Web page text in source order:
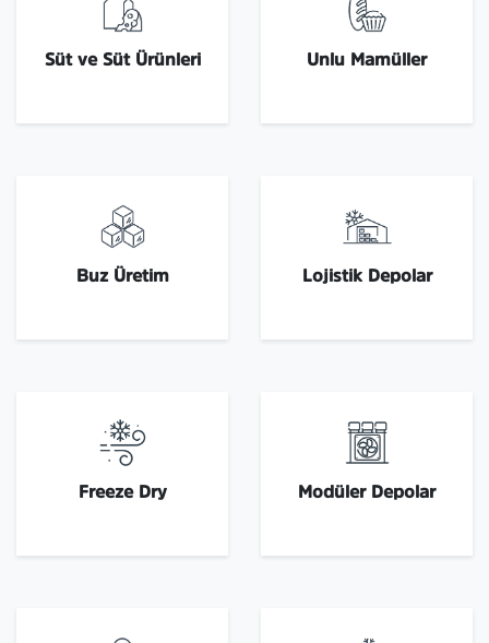
Süt ve Süt Ürünleri Unlu Mamüller
Buz Üretim Lojistik Depolar
Freeze Dry Modüler Depolar